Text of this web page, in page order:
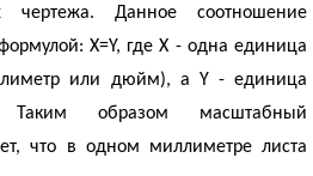
Данное соотношение
X=Y, где X - одна единица
или дюйм), а Y - единица
Таким образом масштабный
что в одном миллиметре листа